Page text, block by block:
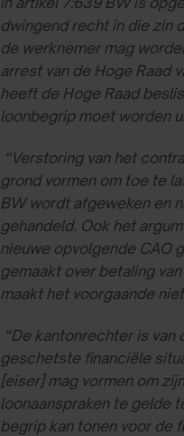
dwingend recht in die zin
de werknemer mag
arrest van de Hoge Raad
heeft de Hoge Raad
loonbegrip moet worden
“Verstoring van het
grond vormen om toe te
BW wordt afgeweken en
gehandeld. Ook het
nieuwe opvolgende CAO
gemaakt over betaling
maakt het voorgaande
“De kantonrechter is
geschetste financiële
[eiser] mag vormen om
loonaanspraken te gelde
begrip kan tonen voor de